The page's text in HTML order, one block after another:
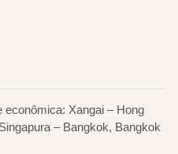
Xangai – Hong
– Bangkok, Bangkok